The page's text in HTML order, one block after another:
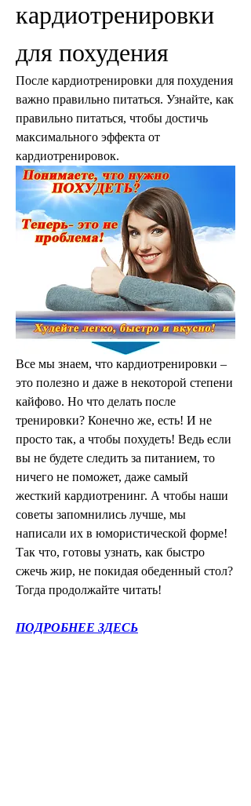
кардиотренировки
для похудения
После кардиотренировки для похудения
важно правильно питаться. Узнайте, как
правильно питаться, чтобы достичь
максимального эффекта от
кардиотренировок.
Все мы знаем, что кардиотренировки –
это полезно и даже в некоторой степени
кайфово. Но что делать после
тренировки? Конечно же, есть! И не
просто так, а чтобы похудеть! Ведь если
вы не будете следить за питанием, то
ничего не поможет, даже самый
жесткий кардиотренинг. А чтобы наши
советы запомнились лучше, мы
написали их в юмористической форме!
Так что, готовы узнать, как быстро
сжечь жир, не покидая обеденный стол?
Тогда продолжайте читать!
ПОДРОБНЕЕ ЗДЕСЬ